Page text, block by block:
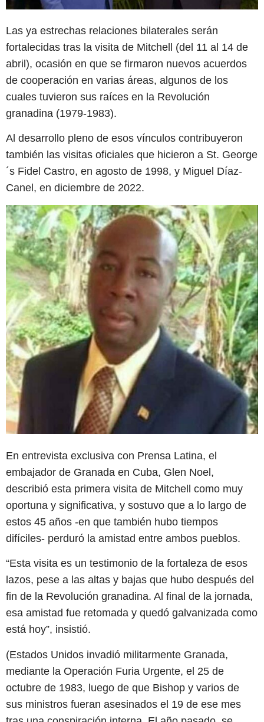
Las ya estrechas relaciones bilaterales serán
fortalecidas tras la visita de Mitchell (del 11 al 14 de
abril), ocasión en que se firmaron nuevos acuerdos
de cooperación en varias áreas, algunos de los
cuales tuvieron sus raíces en la Revolución
granadina (1979-1983).
Al desarrollo pleno de esos vínculos contribuyeron
también las visitas oficiales que hicieron a St. George
´s Fidel Castro, en agosto de 1998, y Miguel Díaz-
Canel, en diciembre de 2022.
En entrevista exclusiva con Prensa Latina, el
embajador de Granada en Cuba, Glen Noel,
describió esta primera visita de Mitchell como muy
oportuna y significativa, y sostuvo que a lo largo de
estos 45 años -en que también hubo tiempos
difíciles- perduró la amistad entre ambos pueblos.
“Esta visita es un testimonio de la fortaleza de esos
lazos, pese a las altas y bajas que hubo después del
fin de la Revolución granadina. Al final de la jornada,
esa amistad fue retomada y quedó galvanizada como
está hoy”, insistió.
(Estados Unidos invadió militarmente Granada,
mediante la Operación Furia Urgente, el 25 de
octubre de 1983, luego de que Bishop y varios de
sus ministros fueran asesinados el 19 de ese mes